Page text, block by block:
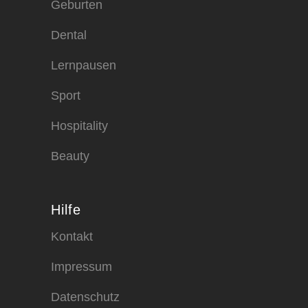
Geburten
Dental
Lernpausen
Sport
Hospitality
Beauty
Hilfe
Kontakt
Impressum
Datenschutz